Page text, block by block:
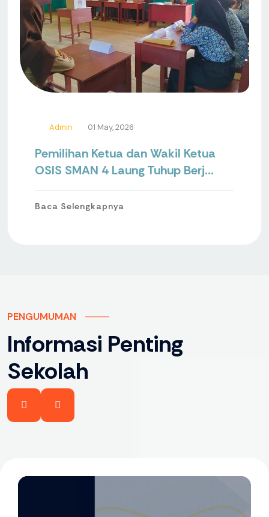
Admin 01 May, 2026
Pemilihan Ketua dan Wakil Ketua
OSIS SMAN 4 Laung Tuhup Berj...
Baca Selengkapnya
PENGUMUMAN
Informasi Penting
Sekolah